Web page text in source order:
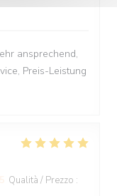
ansprechend,
Preis-Leistung
Qualità / Prezzo :